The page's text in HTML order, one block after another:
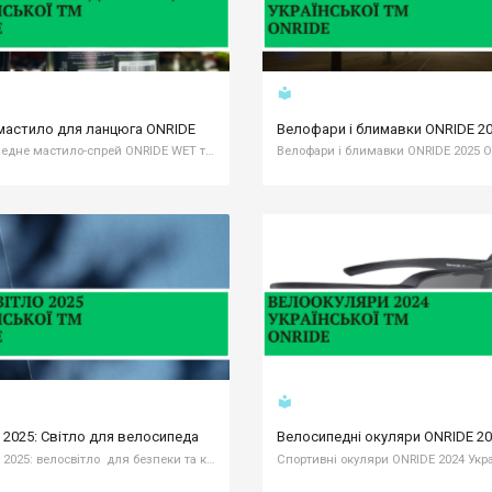
для ланцюга ONRIDE
Велосипедне мастило-спрей ONRIDE WET та ONRIDE DRY Для кожного велосипедиста українська ТМ ONRIDE представила велосипедне мастило-спрей для використання в вологих і сухих умовах. ONRIDE WET ONRIDE DRY Детально про мастила: ONRIDE
local_library
Велофари і блимавки ONRIDE
2025: Світло для велосипеда
ONRIDE 2025: велосвітло для безпеки та комфорту кожного велосипедиста Українська ТМ ONRIDE презентує колекцію велосипедного світла 2025 року, яка покликана зробити ваші велоподорожі безпечнішими та комфортнішими. Нова
local_library
Велосипедні окуляри ONRIDE